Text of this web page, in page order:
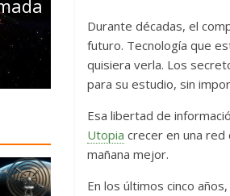
Durante décadas, el
futuro. Tecnología que
quisiera verla. Los
para su estudio, sin
Esa libertad de
Utopia crecer en una red
mañana mejor.
En los últimos cinco
mejoras
4 julio, 2026 Txus 0